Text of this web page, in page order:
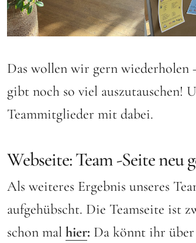
Das wollen wir gern wiederholen
gibt noch so viel auszutauschen!
Teammitglieder mit dabei.
Webseite: Team -Seite neu
Als weiteres Ergebnis unseres
aufgehübscht. Die Teamseite ist
schon mal hier: Da könnt ihr